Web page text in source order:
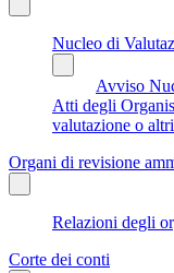
Nucleo di
Avviso
Atti degli
valutazione o
Organi di revisione
Relazioni degli
Corte dei conti